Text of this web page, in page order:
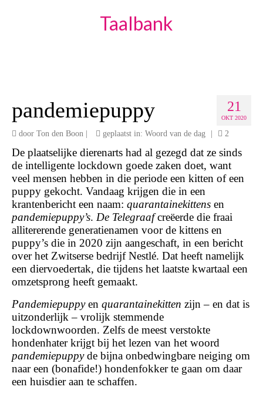
Taalbank
21
OKT 2020
pandemiepuppy
door Ton den Boon geplaatst in: Woord van de dag 2
De plaatselijke dierenarts had al gezegd dat ze sinds
de intelligente lockdown goede zaken doet, want
veel mensen hebben in die periode een kitten of een
puppy gekocht. Vandaag krijgen die in een
krantenbericht een naam: quarantainekittens en
pandemiepuppy’s. De Telegraafcreëerde die fraai
allitererende generatienamen voor de kittens en
puppy’s die in 2020 zijn aangeschaft, in een bericht
over het Zwitserse bedrijf Nestlé. Dat heeft namelijk
een diervoedertak, die tijdens het laatste kwartaal een
omzetsprong heeft gemaakt.
Pandemiepuppyen quarantainekitten zijn – en dat is
uitzonderlijk – vrolijk stemmende
lockdownwoorden. Zelfs de meest verstokte
hondenhater krijgt bij het lezen van het woord
pandemiepuppyde bijna onbedwingbare neiging om
naar een (bonafide!) hondenfokker te gaan om daar
een huisdier aan te schaffen.